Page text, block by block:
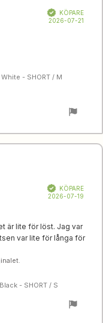
Bekräftad
KÖPARE
2026-07-21
- SHORT / M
Bekräftad
KÖPARE
2026-07-19
är lite för löst. Jag var
var lite för långa för
- SHORT / S